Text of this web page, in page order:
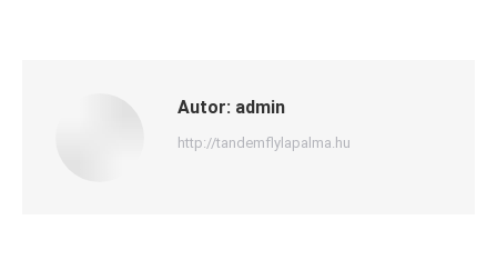
Autor: admin
http://tandemflylapalma.hu